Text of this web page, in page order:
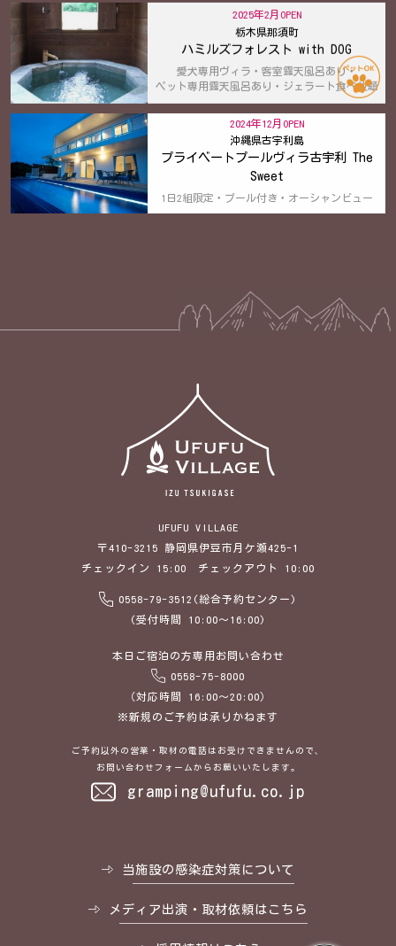
2025年2月OPEN
栃木県那須町
ハミルズフォレスト with DOG
愛犬専用ヴィラ・客室露天風呂あり・
ペット専用露天風呂あり・ジェラート食べ放題
2024年12月OPEN
沖縄県古宇利島
プライベートプールヴィラ古宇利 The
Sweet
1日2組限定・プール付き・オーシャンビュー
UFUFU VILLAGE
〒410-3215 静岡県伊豆市月ケ瀬425-1
チェックイン 15:00 チェックアウト 10:00
0558-79-3512(総合予約センター)
(受付時間 10:00～16:00)
本日ご宿泊の方専用お問い合わせ
0558-75-8000
（対応時間 16:00～20:00）
※新規のご予約は承りかねます
ご予約以外の営業・取材の電話はお受けできませんので、
お問い合わせフォームからお願いいたします。
gramping@ufufu.co.jp
当施設の感染症対策について
メディア出演・取材依頼はこちら